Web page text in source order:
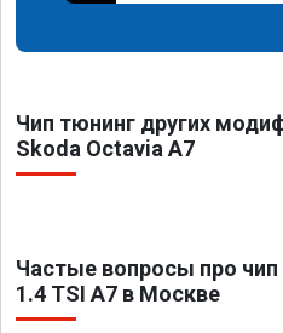
Чип тюнинг других
Skoda Octavia A7
Частые вопросы про
1.4 TSI A7 в Москве